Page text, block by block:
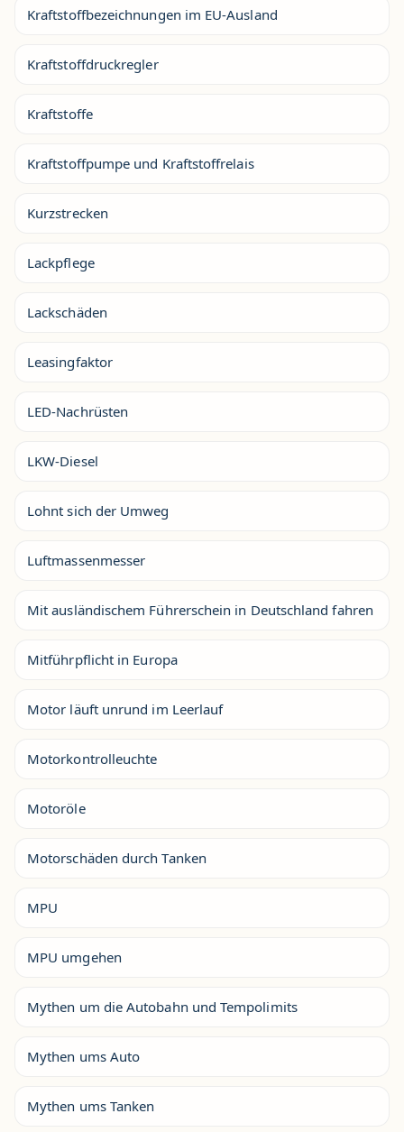
Kraftstoffbezeichnungen im EU-Ausland
Kraftstoffdruckregler
Kraftstoffe
Kraftstoffpumpe und Kraftstoffrelais
Kurzstrecken
Lackpflege
Lackschäden
Leasingfaktor
LED-Nachrüsten
LKW-Diesel
Lohnt sich der Umweg
Luftmassenmesser
Mit ausländischem Führerschein in Deutschland fahren
Mitführpflicht in Europa
Motor läuft unrund im Leerlauf
Motorkontrolleuchte
Motoröle
Motorschäden durch Tanken
MPU
MPU umgehen
Mythen um die Autobahn und Tempolimits
Mythen ums Auto
Mythen ums Tanken